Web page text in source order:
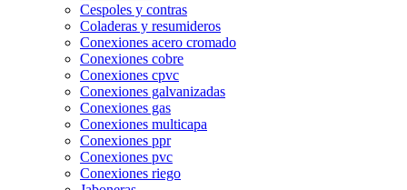
Cespoles y contras
Coladeras y resumideros
Conexiones acero cromado
Conexiones cobre
Conexiones cpvc
Conexiones galvanizadas
Conexiones gas
Conexiones multicapa
Conexiones ppr
Conexiones pvc
Conexiones riego